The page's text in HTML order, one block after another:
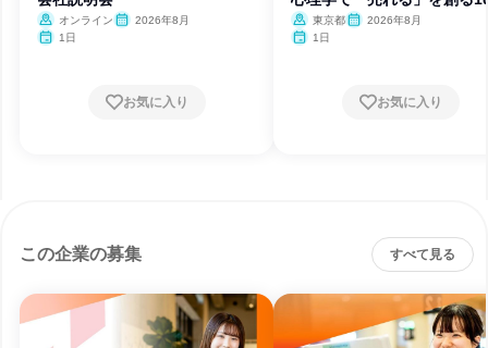
オンライン
2026年8月
1日
お気に入り
東京都
2026年8月
1日
お気に入り
この企業の募集 すべて見る